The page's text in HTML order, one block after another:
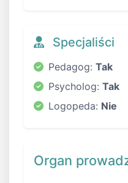
Specjaliści
Pedagog: Tak
Psycholog: Tak
Logopeda: Nie
Organ